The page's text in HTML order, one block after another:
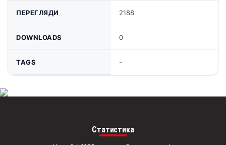
ПЕРЕГЛЯДИ 2188
DOWNLOADS 0
TAGS -
Статистика